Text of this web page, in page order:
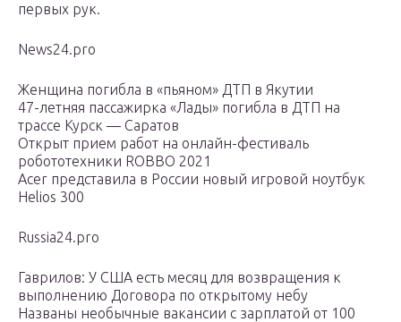
первых рук.
News24.pro
Женщина погибла в «пьяном» ДТП в Якутии
47-летняя пассажирка «Лады» погибла в ДТП на
трассе Курск — Саратов
Открыт прием работ на онлайн-фестиваль
робототехники ROBBO 2021
Acer представила в России новый игровой ноутбук
Helios 300
Russia24.pro
Гаврилов: У США есть месяц для возвращения к
выполнению Договора по открытому небу
Названы необычные вакансии с зарплатой от 100